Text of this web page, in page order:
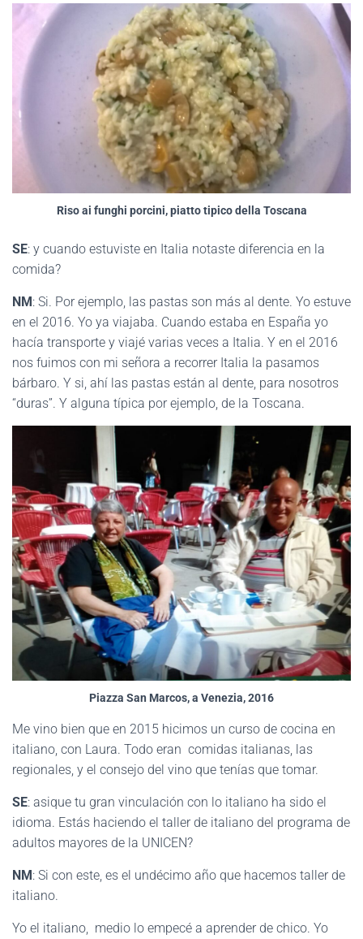
Riso ai funghi porcini, piatto tipico della Toscana
SE: y cuando estuviste en Italia notaste diferencia en la
comida?
NM : Si. Por ejemplo, las pastas son más al dente. Yo estuve
en el 2016. Yo ya viajaba. Cuando estaba en España yo
hacía transporte y viajé varias veces a Italia. Y en el 2016
nos fuimos con mi señora a recorrer Italia la pasamos
bárbaro. Y si, ahí las pastas están al dente, para nosotros
“duras”. Y alguna típica por ejemplo, de la Toscana.
Piazza San Marcos, a Venezia, 2016
Me vino bien que en 2015 hicimos un curso de cocina en
italiano, con Laura. Todo eran comidas italianas, las
regionales, y el consejo del vino que tenías que tomar.
SE: asique tu gran vinculación con lo italiano ha sido el
idioma. Estás haciendo el taller de italiano del programa de
adultos mayores de la UNICEN?
NM: Si con este, es el undécimo año que hacemos taller de
italiano.
Yo el italiano, medio lo empecé a aprender de chico. Yo